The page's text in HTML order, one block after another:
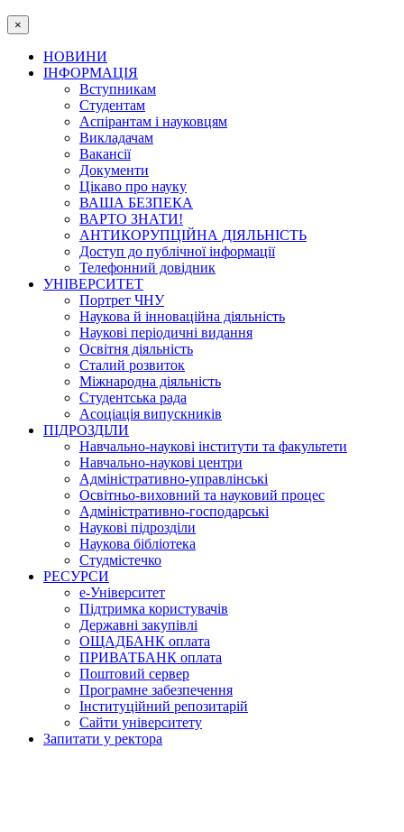
×
НОВИНИ
ІНФОРМАЦІЯ
Вступникам
Студентам
Аспірантам і науковцям
Викладачам
Вакансії
Документи
Цікаво про науку
ВАША БЕЗПЕКА
ВАРТО ЗНАТИ!
АНТИКОРУПЦІЙНА ДІЯЛЬНІСТЬ
Доступ до публічної інформації
Телефонний довідник
УНІВЕРСИТЕТ
Портрет ЧНУ
Наукова й інноваційна діяльність
Наукові періодичні видання
Освітня діяльність
Сталий розвиток
Міжнародна діяльність
Студентська рада
Асоціація випускників
ПІДРОЗДІЛИ
Навчально-наукові інститути та факультети
Навчально-наукові центри
Адміністративно-управлінські
Освітньо-виховний та науковий процес
Адміністративно-господарські
Наукові підрозділи
Наукова бібліотека
Студмістечко
РЕСУРСИ
е-Університет
Підтримка користувачів
Державні закупівлі
ОЩАДБАНК оплата
ПРИВАТБАНК оплата
Поштовий сервер
Програмне забезпечення
Інституційний репозитарій
Сайти університету
Запитати у ректора